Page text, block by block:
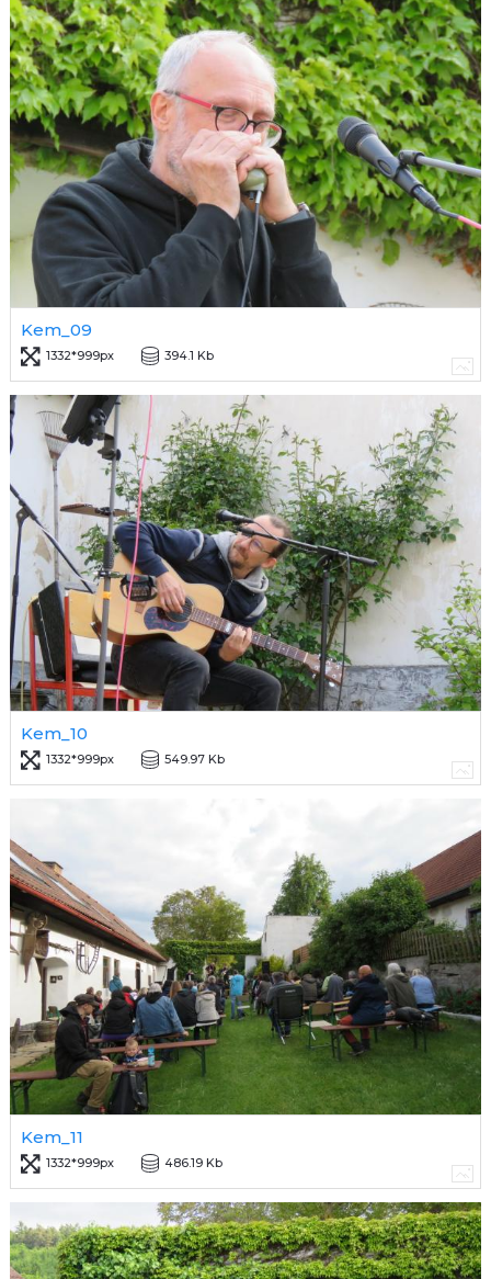
Kem_09
1332*999px 394.1 Kb
Kem_10
1332*999px 549.97 Kb
Kem_11
1332*999px 486.19 Kb